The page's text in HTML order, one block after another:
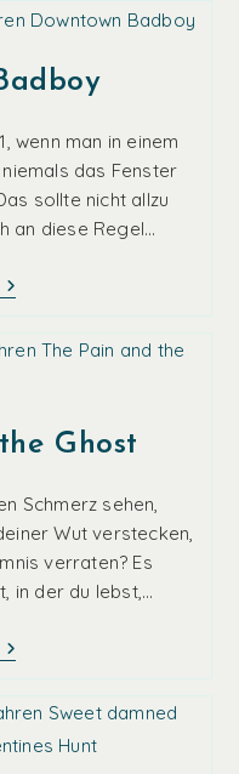
wenn man in einem
das Fenster
sollte nicht allzu
an diese Regel…
Downtown
Ghost
Schmerz sehen,
Wut verstecken,
verraten? Es
in der du lebst,…
The